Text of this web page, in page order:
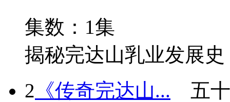
集数：1集
揭秘完达山乳业发展史
2 《传奇完达山...
五